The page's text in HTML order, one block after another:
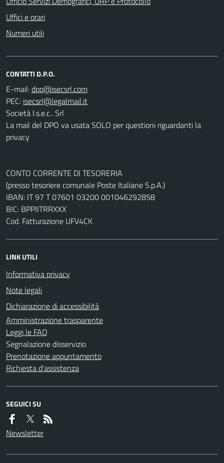
Uffici e orari
Numeri utili
CONTATTI D.P.O.
E-mail:
PEC:
Società I.s.e.c.. Srl
La mail del DPO va usata SOLO per questioni riguardanti la
privacy
CONTO CORRENTE DI TESORERIA
(presso tesoriere comunale Poste Italiane S.p.A.)
IBAN: IT 97 T 07601 03200 001046292858
BIC: BPPIITRRXXX
Cod. Fatturazione UFV4CK
LINK UTILI
Informativa privacy
Note legali
Dichiarazione di accessibilità
Amministrazione trasparente
Leggi le FAQ
Segnalazione disservizio
Prenotazione appuntamento
Richiesta d'assistenza
SEGUICI SU
Newsletter